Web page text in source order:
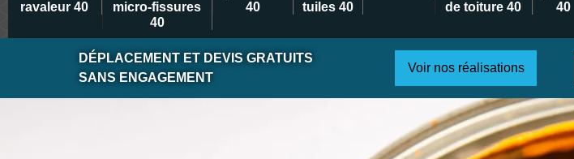
ravaleur 40
micro-fissures
40
40
tuiles 40
de toiture 40
40
DÉPLACEMENT ET DEVIS GRATUITS
SANS ENGAGEMENT
Voir nos réalisations